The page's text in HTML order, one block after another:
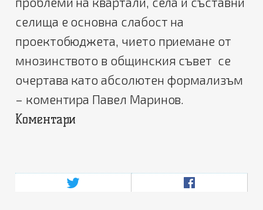
селища е основна слабост на
проектобюджета, чието приемане от
мнозинството в общинския съвет се
очертава като абсолютен формализъм
– коментира Павел Маринов.
Коментари